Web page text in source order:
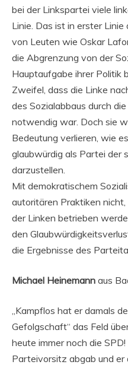
bei der Linkspartei viele
Linie. Das ist in erster
von Leuten wie Oskar
die Abgrenzung von der
Hauptaufgabe ihrer Politik
Zweifel, dass die Linke
des Sozialabbaus durch
notwendig war. Doch sie
Bedeutung verlieren, wie
glaubwürdig als Partei der
darzustellen.
Mit demokratischem
autoritären Praktiken
der Linken betrieben
den
die Ergebnisse des
Michael Heinemann aus
„Kampflos hat er damals
Gefolgschaft“ das Feld
heute immer noch die
Parteivorsitz abgab und er